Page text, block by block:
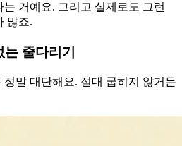
거예요. 그리고 실제로도 그런
많죠.
줄다리기
말 대단해요. 절대 굽히지 않거든